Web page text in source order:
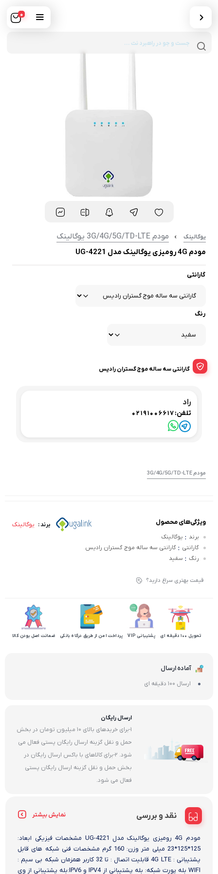
0
search
یوگالینک
مودم 3G/4G/5G/TD-LTE یوگالینک
مودم 4G رومیزی یوگالینک مدل UG-4221
گارانتی
رنگ
گارانتی سه ساله موج گستران رادیس
راد
تلفن:02191006617
مودم 3G/4G/5G/TD-LTE
برند : یوگالینک ویژگی‌های محصول
برند : یوگالینک
گارانتی : گارانتی سه ساله موج گستران رادیس
رنگ : سفید
قیمت بهتری سراغ دارید؟
تحویل 100 دقیقه ای پشتیبانی VIP پرداخت امن از طریق درگاه بانکی ضمانت اصل بودن کالا
آماده ارسال
ارسال 100 دقیقه ای
ارسال رایگان
1-برای خریدهای بالای 10 میلیون تومان در بخش
حمل و نقل گزینه ارسال رایگان پستی فعال می
شود. 2-برای کالاهای با باکس ارسال رایگان در
بخش حمل و نقل گزینه ارسال رایگان پستی
فعال می شود.
نقد و بررسی نمایش بیشتر
مودم 4G رومیزی یوگالینک مدل UG-4221 مشخصات فیزیکی ابعاد:
125*125*23 میلی متر وزن: 160 گرم مشخصات فنی شبکه های قابل
پشتیبانی : 4G LTE قابلیت اتصال : تا 32 کاربر همزمان شبکه بی سیم :
WIFI بله پورت شبکه: بله پشتیبانی از IPV4 و IPV6:بله پشتیبانی از وی